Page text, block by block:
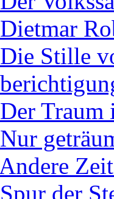
Stille
Traum
der